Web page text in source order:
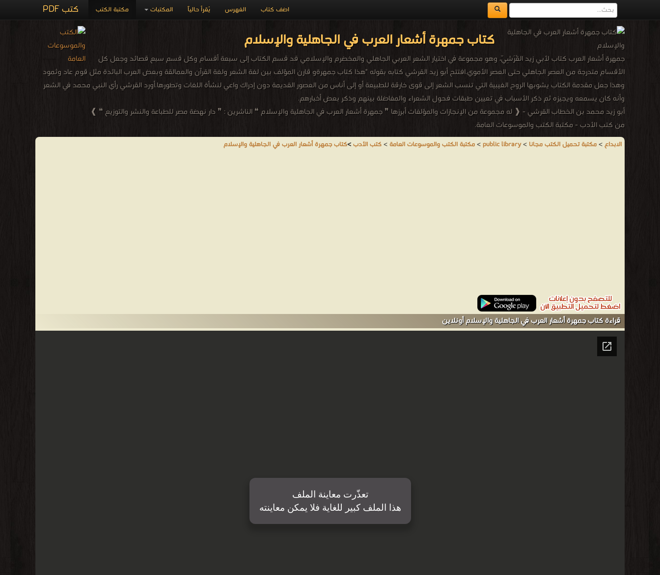
كتب PDF مكتبة الكتب المكتبات يُقرأ حالياً الفهرس اضف كتاب
كتاب جمهرة أشعار العرب في الجاهلية والإسلام
جمهرة أشعار العرب كتاب لأبي زيد القُرَشِيّ، وهو مجموعة في اختيار الشعر العربي الجاهلي والمخضرم والإسلامي قد قسم الكتاب إلى سبعة أقسام وكل قسم سبع قصائد وجعل كل
الأقسام متدرجة من العصر الجاهلي حتى العصر الأموي.افتتح أبو زيد القرشي كتابه بقوله "هذا كتاب جمهرةو قارن المؤلف بين لغة الشعر ولغة القرآن والعمالقة وبعض العرب البائدة مثل قوم عاد وثمود
وهذا جعل مقدمة الكتاب يشوبها الروح الغيبية التي تنسب الشعر إلى قوى خارقة للطبيعة أو إلى أناس من العصور القديمة دون إدراك واعي لنشأة اللغات وتطورها.أورد القرشي رأي النبي محمد في الشعر
وأنه كان يسمعه ويجيزه ثم ذكر الأسباب في تعيين طبقات فحول الشعراء والمفاضلة بينهم وذكر بعض أخبارهم.
أبو زيد محمد بن الخطاب القرشي - ❰ له مجموعة من الإنجازات والمؤلفات أبرزها ❞ جمهرة أشعار العرب في الجاهلية والإسلام ❝ الناشرين : ❞ دار نهضة مصر للطباعة والنشر والتوزيع ❝ ❱
من كتب الأدب - مكتبة الكتب والموسوعات العامة.
الابداع>مكتبة تحميل الكتب مجانا >
public library
>مكتبة الكتب والموسوعات العامة>كتب الأدب>كتاب جمهرة أشعار العرب في الجاهلية والإسلام
قراءة كتاب جمهرة أشعار العرب في الجاهلية والإسلام أونلاين